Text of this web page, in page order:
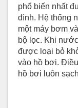
phổ biến nhất
đình. Hệ thống
một máy bơm
bộ lọc. Khi
được loại bỏ
vào hồ bơi.
hồ bơi luôn